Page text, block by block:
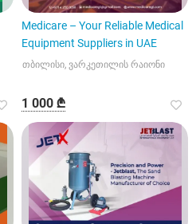
Medicare – Your Reliable Medical
Equipment Suppliers in UAE
თბილისი, ვარკეთილის რაიონი
1 000 ₾